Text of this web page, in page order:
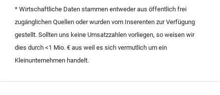
* Wirtschaftliche Daten stammen entweder aus öffentlich frei
zugänglichen Quellen oder wurden vom Inserenten zur Verfügung
gestellt. Sollten uns keine Umsatzzahlen vorliegen, so weisen wir
dies durch <1 Mio. € aus weil es sich vermutlich um ein
Kleinunternehmen handelt.